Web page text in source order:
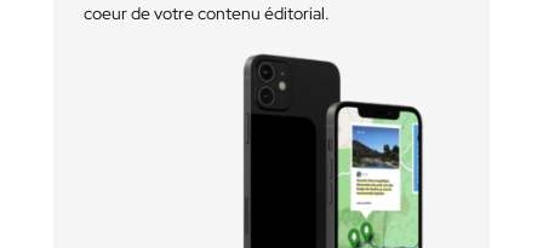
coeur de votre contenu éditorial.